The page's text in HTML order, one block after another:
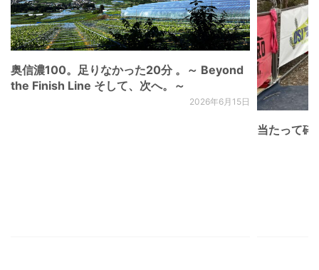
奥信濃100。足りなかった20分 。～ Beyond
the Finish Line そして、次へ。～
2026年6月15日
当たって砕